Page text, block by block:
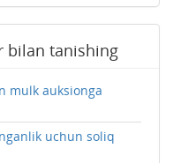
bilan tanishing
mulk auksionga
uchun soliq